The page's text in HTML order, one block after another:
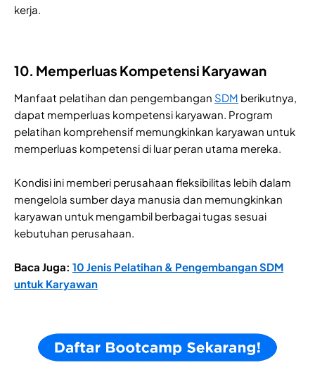
kerja.
10. Memperluas Kompetensi Karyawan
Manfaat pelatihan dan pengembangan SDM berikutnya,
dapat memperluas kompetensi karyawan. Program
pelatihan komprehensif memungkinkan karyawan untuk
memperluas kompetensi di luar peran utama mereka.
Kondisi ini memberi perusahaan fleksibilitas lebih dalam
mengelola sumber daya manusia dan memungkinkan
karyawan untuk mengambil berbagai tugas sesuai
kebutuhan perusahaan.
Baca Juga: 10 Jenis Pelatihan & Pengembangan SDM
untuk Karyawan